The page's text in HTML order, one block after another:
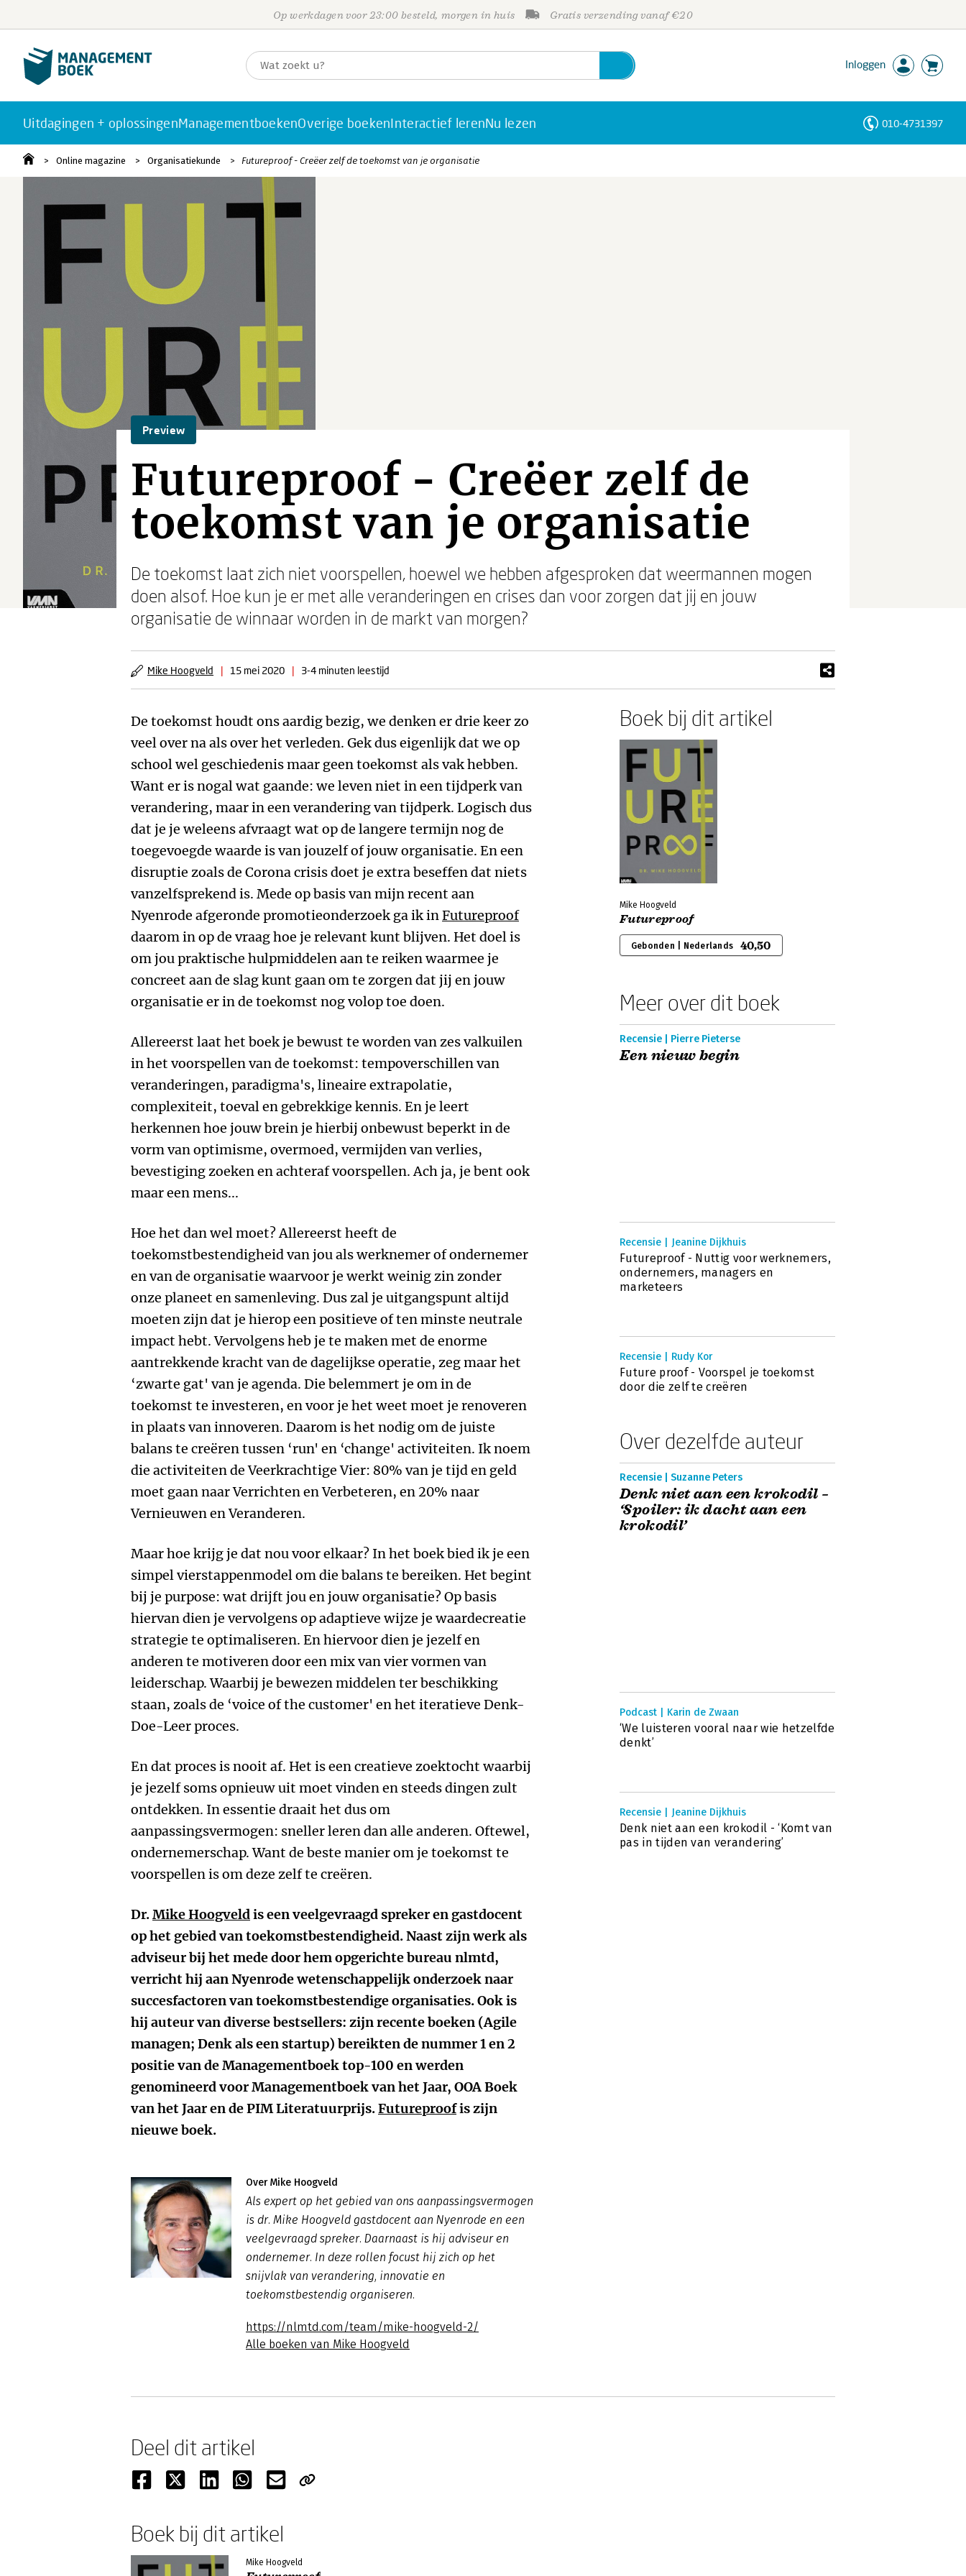
Op werkdagen voor 23:00 besteld, morgen in huis Gratis verzending vanaf €20
Inloggen
Uitdagingen + oplossingenManagementboekenOverige boekenInteractief lerenNu lezen 010-4731397
Online magazine Organisatiekunde Futureproof - Creëer zelf de toekomst van je organisatie
Preview
Futureproof - Creëer zelf de
toekomst van je organisatie
De toekomst laat zich niet voorspellen, hoewel we hebben afgesproken dat weermannen mogen
doen alsof. Hoe kun je er met alle veranderingen en crises dan voor zorgen dat jij en jouw
organisatie de winnaar worden in de markt van morgen?
Mike Hoogveld | 15 mei 2020 | 3-4 minuten leestijd
De toekomst houdt ons aardig bezig, we denken er drie keer zo
veel over na als over het verleden. Gek dus eigenlijk dat we op
school wel geschiedenis maar geen toekomst als vak hebben.
Want er is nogal wat gaande: we leven niet in een tijdperk van
verandering, maar in een verandering van tijdperk. Logisch dus
dat je je weleens afvraagt wat op de langere termijn nog de
toegevoegde waarde is van jouzelf of jouw organisatie. En een
disruptie zoals de Corona crisis doet je extra beseffen dat niets
vanzelfsprekend is. Mede op basis van mijn recent aan
Nyenrode afgeronde promotieonderzoek ga ik inFutureproof
daarom in op de vraag hoe je relevant kunt blijven. Het doel is
om jou praktische hulpmiddelen aan te reiken waarmee je
concreet aan de slag kunt gaan om te zorgen dat jij en jouw
organisatie er in de toekomst nog volop toe doen.
Allereerst laat het boek je bewust te worden van zes valkuilen
in het voorspellen van de toekomst: tempoverschillen van
veranderingen, paradigma's, lineaire extrapolatie,
complexiteit, toeval en gebrekkige kennis. En je leert
herkennen hoe jouw brein je hierbij onbewust beperkt in de
vorm van optimisme, overmoed, vermijden van verlies,
bevestiging zoeken en achteraf voorspellen. Ach ja, je bent ook
maar een mens...
Hoe het dan wel moet? Allereerst heeft de
toekomstbestendigheid van jou als werknemer of ondernemer
en van de organisatie waarvoor je werkt weinig zin zonder
onze planeet en samenleving. Dus zal je uitgangspunt altijd
moeten zijn dat je hierop een positieve of ten minste neutrale
impact hebt. Vervolgens heb je te maken met de enorme
aantrekkende kracht van de dagelijkse operatie, zeg maar het
‘zwarte gat' van je agenda. Die belemmert je om in de
toekomst te investeren, en voor je het weet moet je renoveren
in plaats van innoveren. Daarom is het nodig om de juiste
balans te creëren tussen ‘run' en ‘change' activiteiten. Ik noem
die activiteiten de Veerkrachtige Vier: 80% van je tijd en geld
moet gaan naar Verrichten en Verbeteren, en 20% naar
Vernieuwen en Veranderen.
Maar hoe krijg je dat nou voor elkaar? In het boek bied ik je een
simpel vierstappenmodel om die balans te bereiken. Het begint
bij je purpose: wat drijft jou en jouw organisatie? Op basis
hiervan dien je vervolgens op adaptieve wijze je waardecreatie
strategie te optimaliseren. En hiervoor dien je jezelf en
anderen te motiveren door een mix van vier vormen van
leiderschap. Waarbij je bewezen middelen ter beschikking
staan, zoals de ‘voice of the customer' en het iteratieve Denk-
Doe-Leer proces.
En dat proces is nooit af. Het is een creatieve zoektocht waarbij
je jezelf soms opnieuw uit moet vinden en steeds dingen zult
ontdekken. In essentie draait het dus om
aanpassingsvermogen: sneller leren dan alle anderen. Oftewel,
ondernemerschap. Want de beste manier om je toekomst te
voorspellen is om deze zelf te creëren.
Dr.Mike Hoogveldis een veelgevraagd spreker en gastdocent
op het gebied van toekomstbestendigheid. Naast zijn werk als
adviseur bij het mede door hem opgerichte bureau nlmtd,
verricht hij aan Nyenrode wetenschappelijk onderzoek naar
succesfactoren van toekomstbestendige organisaties. Ook is
hij auteur van diverse bestsellers: zijn recente boeken (Agile
managen; Denk als een startup) bereikten de nummer 1 en 2
positie van de Managementboek top-100 en werden
genomineerd voor Managementboek van het Jaar, OOA Boek
van het Jaar en de PIM Literatuurprijs.Futureproofis zijn
nieuwe boek.
Over Mike Hoogveld
Als expert op het gebied van ons aanpassingsvermogen
is dr. Mike Hoogveld gastdocent aan Nyenrode en een
veelgevraagd spreker. Daarnaast is hij adviseur en
ondernemer. In deze rollen focust hij zich op het
snijvlak van verandering, innovatie en
toekomstbestendig organiseren.
https://nlmtd.com/team/mike-hoogveld-2/
Alle boeken van Mike Hoogveld
Boek bij dit artikel
Mike Hoogveld
Futureproof
Gebonden | Nederlands 40,50
Meer over dit boek
Recensie | Pierre Pieterse
Een nieuw begin
Recensie | Jeanine Dijkhuis
Futureproof - Nuttig voor werknemers,
ondernemers, managers en
marketeers
Recensie | Rudy Kor
Future proof - Voorspel je toekomst
door die zelf te creëren
Over dezelfde auteur
Recensie | Suzanne Peters
Denk niet aan een krokodil –
‘Spoiler: ik dacht aan een
krokodil’
Podcast | Karin de Zwaan
‘We luisteren vooral naar wie hetzelfde
denkt’
Recensie | Jeanine Dijkhuis
Denk niet aan een krokodil - ‘Komt van
pas in tijden van verandering’
Deel dit artikel
Boek bij dit artikel
Mike Hoogveld
Personen